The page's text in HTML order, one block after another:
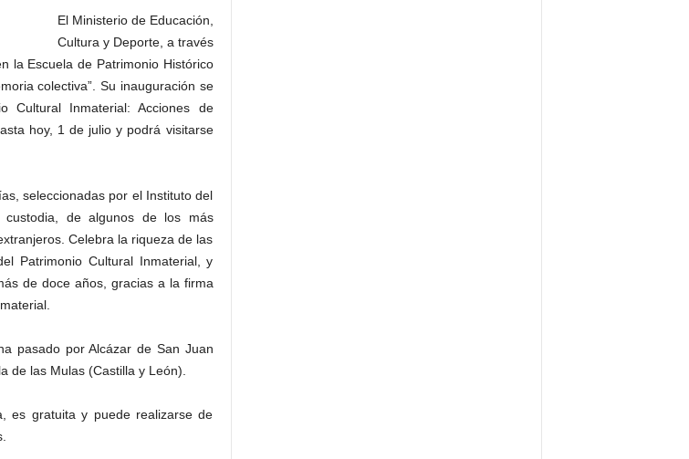
El Ministerio de Educación,
Cultura y Deporte, a través
la Escuela de Patrimonio Histórico
colectiva”. Su inauguración se
Cultural Inmaterial: Acciones de
hoy, 1 de julio y podrá visitarse
seleccionadas por el Instituto del
custodia, de algunos de los más
Celebra la riqueza de las
Patrimonio Cultural Inmaterial, y
de doce años, gracias a la firma
pasado por Alcázar de San Juan
de las Mulas (Castilla y León).
es gratuita y puede realizarse de